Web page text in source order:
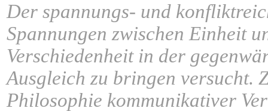
Der spannungs- und
Spannungen zwischen Einheit
Verschiedenheit in der
Ausgleich zu bringen versucht.
Philosophie kommunikativer